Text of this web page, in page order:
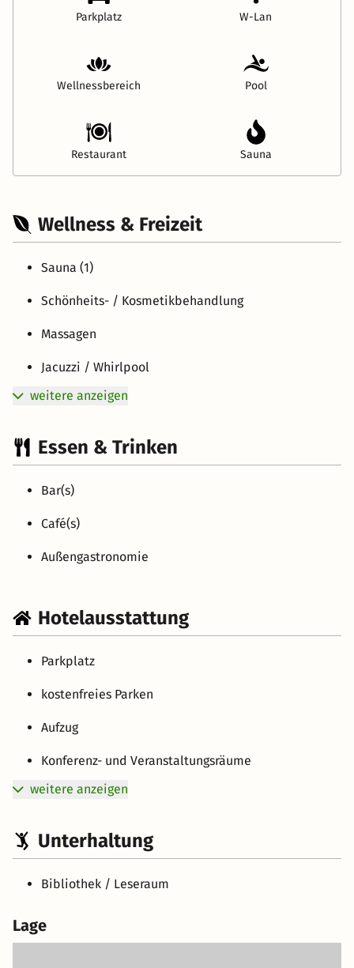
Parkplatz W-Lan
Wellnessbereich Pool
Restaurant Sauna
Wellness & Freizeit
Sauna (1)
Schönheits- / Kosmetikbehandlung
Massagen
Jacuzzi / Whirlpool
weitere anzeigen
Essen & Trinken
Bar(s)
Café(s)
Außengastronomie
Hotelausstattung
Parkplatz
kostenfreies Parken
Aufzug
Konferenz- und Veranstaltungsräume
weitere anzeigen
Unterhaltung
Bibliothek / Leseraum
Lage